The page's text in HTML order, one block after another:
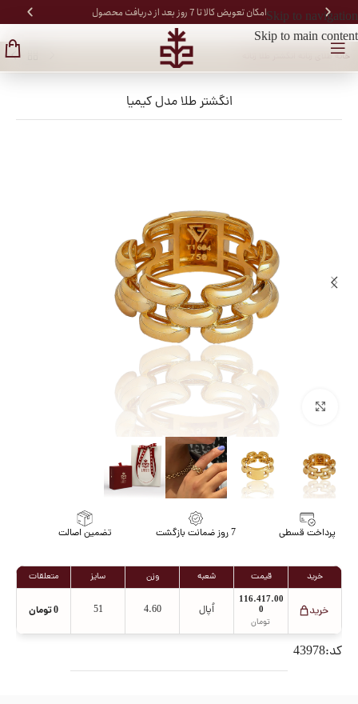
Skip to navigation
Skip to main content
امکان تعویض کالا تا 7 روز بعد از دریافت محصول
خانه/طلای زنانه
برای بزرگنمایی کلیک کنید
انگشتر طلا مدل کیمیا
پرداخت قسطی 7 روز ضمانت بازگشت تضمین اصالت
خرید قیمت شعبه وزن سایز متعلقات
116.417.00
0
تومان
اُپال 4.60
51
0تومان
کد:43978